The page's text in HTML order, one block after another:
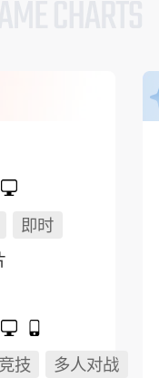
即时
技 多人对战